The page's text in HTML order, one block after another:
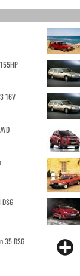
16V
35 DSG